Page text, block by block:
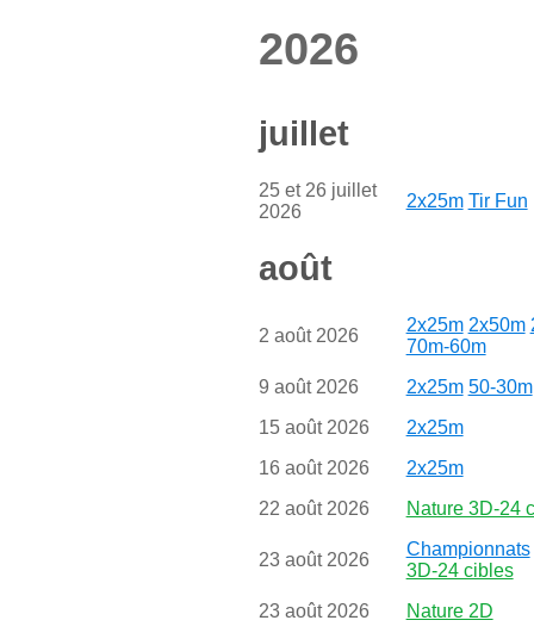
2026
juillet
25 et 26 juillet
2026
2x25m Tir Fun
août
2 août 2026
2x25m 2x50m
70m-60m
9 août 2026
2x25m 50-30m
15 août 2026
2x25m
16 août 2026
2x25m
22 août 2026
Nature 3D-24
23 août 2026
Championnats
3D-24 cibles
23 août 2026
Nature 2D